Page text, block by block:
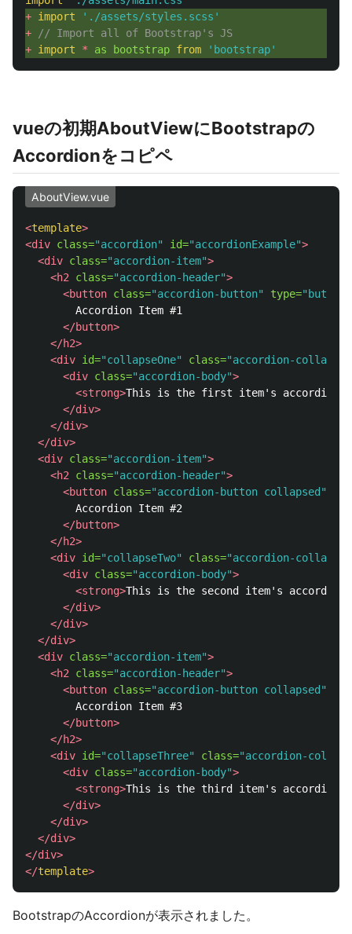
+ import ' ./assets/styles.scss '
+
// Import all of Bootstrap's JS
+ import * as bootstrap from ' bootstrap'
vueの初期AboutViewにBootstrapの
Accordionをコピペ
AboutView.vue
<template>
<div class="accordion" id="accordionExample">
<div class="accordion-item">
<h2 class="accordion-header">
<button class="accordion-button" type="button"
        Accordion Item #1
</button>
</h2>
<div id="collapseOne" class="accordion-collapse
<div class="accordion-body">
<strong>This is the first item's accordion
</div>
</div>
</div>
<div class="accordion-item">
<h2 class="accordion-header">
<button class="accordion-button collapsed"
        Accordion Item #2
</button>
</h2>
<div id="collapseTwo" class="accordion-collapse
<div class="accordion-body">
<strong>This is the second item's accordion
</div>
</div>
</div>
<div class="accordion-item">
<h2 class="accordion-header">
<button class="accordion-button collapsed"
        Accordion Item #3
</button>
</h2>
<div id="collapseThree" class="accordion-
<div class="accordion-body">
<strong>This is the third item's accordion
</div>
</div>
</div>
</div>
</template>
BootstrapのAccordionが表示されました。